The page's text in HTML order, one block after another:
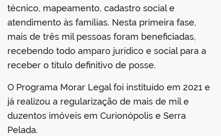
técnico, mapeamento, cadastro social e
atendimento às famílias. Nesta primeira fase,
mais de três mil pessoas foram beneficiadas,
recebendo todo amparo jurídico e social para a
receber o título definitivo de posse.
O Programa Morar Legal foi instituído em 2021 e
já realizou a regularização de mais de mil e
duzentos imóveis em Curionópolis e Serra
Pelada.